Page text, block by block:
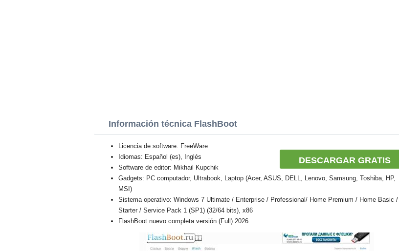
Información técnica FlashBoot
DESCARGAR GRATIS
Licencia de software: FreeWare
Idiomas: Español (es), Inglés
Software de editor: Mikhail Kupchik
Gadgets: PC computador, Ultrabook, Laptop (Acer, ASUS, DELL, Lenovo, Samsung, Toshiba, HP,
MSI)
Sistema operativo: Windows 7 Ultimate / Enterprise / Professional/ Home Premium / Home Basic /
Starter / Service Pack 1 (SP1) (32/64 bits), x86
FlashBoot nuevo completa versión (Full) 2026